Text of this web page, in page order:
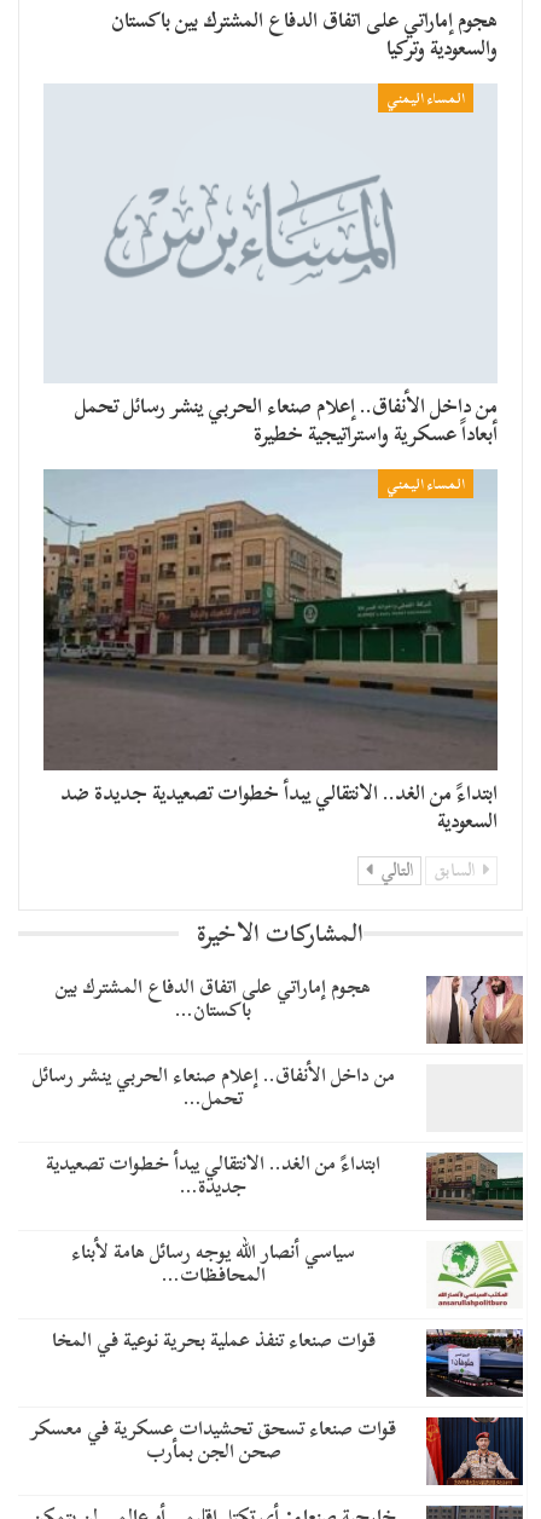
هجوم إماراتي على اتفاق الدفاع المشترك بين باكستان
والسعودية وتركيا
المساء اليمني
من داخل الأنفاق.. إعلام صنعاء الحربي ينشر رسائل تحمل
أبعاداً عسكرية واستراتيجية خطيرة
المساء اليمني
​ابتداءً من الغد.. الانتقالي يبدأ خطوات تصعيدية جديدة ضد
السعودية
السابق التالي
المشاركات الاخيرة
هجوم إماراتي على اتفاق الدفاع المشترك بين
باكستان…
من داخل الأنفاق.. إعلام صنعاء الحربي ينشر رسائل
تحمل…
​ابتداءً من الغد.. الانتقالي يبدأ خطوات تصعيدية
جديدة…
سياسي أنصار الله يوجه رسائل هامة لأبناء
المحافظات…
قوات صنعاء تنفذ عملية بحرية نوعية في المخا
قوات صنعاء تسحق تحشيدات عسكرية في معسكر
صحن الجن بمأرب